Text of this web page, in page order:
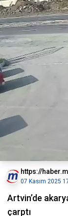
https://
07 Kasım 2025
Artvin’de
çarptı